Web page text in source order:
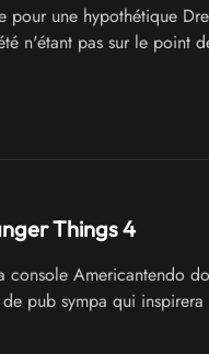
une hypothétique
n'étant pas sur le point
Things 4
Americantendo
pub sympa qui inspirera